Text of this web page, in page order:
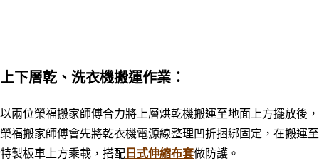
上下層乾、洗衣機搬運作業：
以兩位榮福搬家師傅合力將上層烘乾機搬運至地面上方擺放後，
榮福搬家師傅會先將乾衣機電源線整理凹折捆綁固定，在搬運至
特製板車上方乘載，搭配 日式伸縮布套做防護。